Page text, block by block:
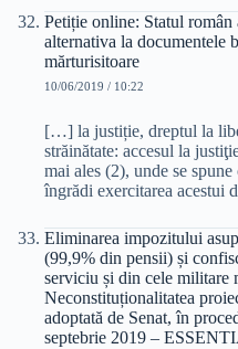
Petiție online: Statul român
alternativa la documentele
mărturisitoare
10/06/2019 / 10:22
[…] la justiție, dreptul la
străinătate: accesul la
mai ales (2), unde se
îngrădi exercitarea acestui
Eliminarea impozitului
(99,9% din pensii) și
serviciu și din cele militare
Neconstituționalitatea
adoptată de Senat, în
septebrie 2019 –